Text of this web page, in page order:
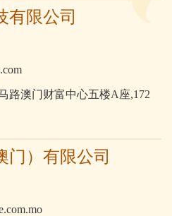
有限公司
路澳门财富中心五楼A座,172
门）有限公司